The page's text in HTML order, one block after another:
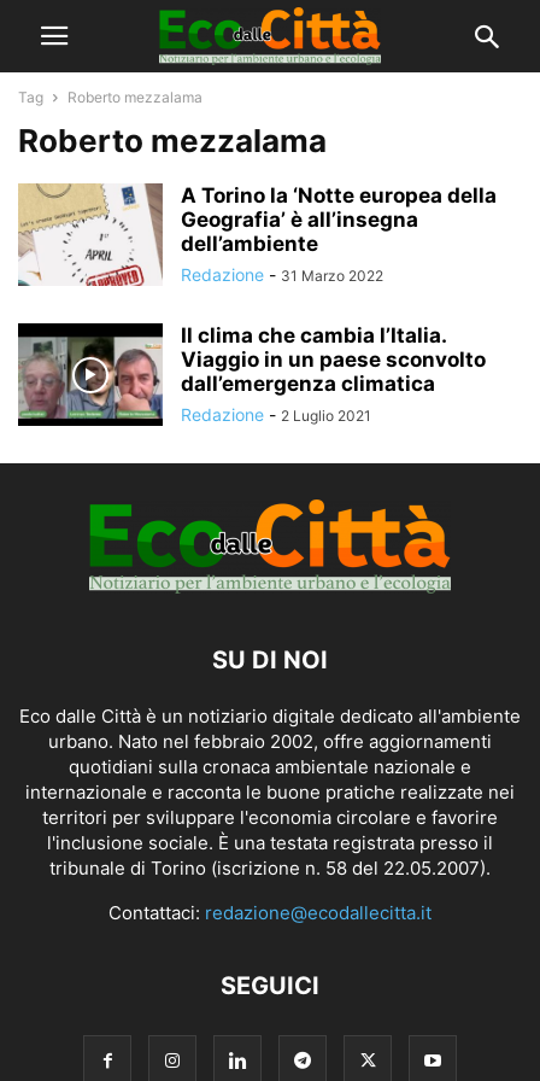
Tag Roberto mezzalama
Roberto mezzalama
A Torino la ‘Notte europea della
Geografia’ è all’insegna
dell’ambiente
Redazione - 31 Marzo 2022
Il clima che cambia l’Italia.
Viaggio in un paese sconvolto
dall’emergenza climatica
Redazione - 2 Luglio 2021
SU DI NOI
Eco dalle Città è un notiziario digitale dedicato all'ambiente
urbano. Nato nel febbraio 2002, offre aggiornamenti
quotidiani sulla cronaca ambientale nazionale e
internazionale e racconta le buone pratiche realizzate nei
territori per sviluppare l'economia circolare e favorire
l'inclusione sociale. È una testata registrata presso il
tribunale di Torino (iscrizione n. 58 del 22.05.2007).
Contattaci: redazione@ecodallecitta.it
SEGUICI